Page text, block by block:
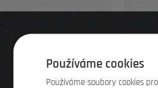
nebo
Používáme cookies
Používáme soubory cookies